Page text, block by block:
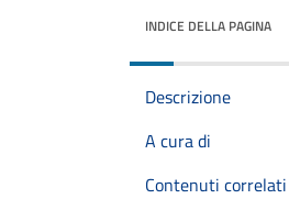
INDICE DELLA PAGINA
Descrizione
A cura di
Contenuti correlati